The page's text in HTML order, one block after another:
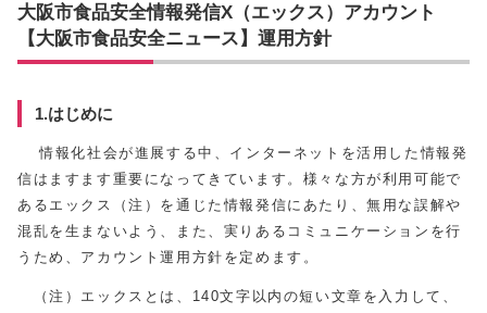
大阪市食品安全情報発信X（エックス）アカウント
【大阪市食品安全ニュース】運用方針
1.はじめに
情報化社会が進展する中、インターネットを活用した情報発
信はますます重要になってきています。様々な方が利用可能で
あるエックス（注）を通じた情報発信にあたり、無用な誤解や
混乱を生まないよう、また、実りあるコミュニケーションを行
うため、アカウント運用方針を定めます。
（注）エックスとは、140文字以内の短い文章を入力して、